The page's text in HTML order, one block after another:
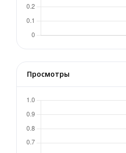
Просмотры